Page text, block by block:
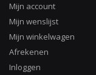
Mijn account
Mijn wenslijst
Mijn winkelwagen
Afrekenen
Inloggen